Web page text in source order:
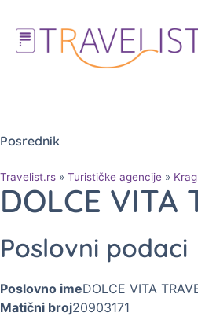
Posrednik
Travelist.rs » Turističke agencije »
DOLCE VITA
Poslovni podaci
Poslovno imeDOLCE VITA
Matični broj20903171